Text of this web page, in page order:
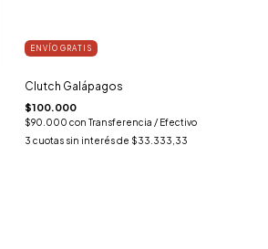
ENVÍO GRATIS
Clutch Galápagos
$100.000
$90.000 con Transferencia / Efectivo
3 cuotas sin interés de $33.333,33